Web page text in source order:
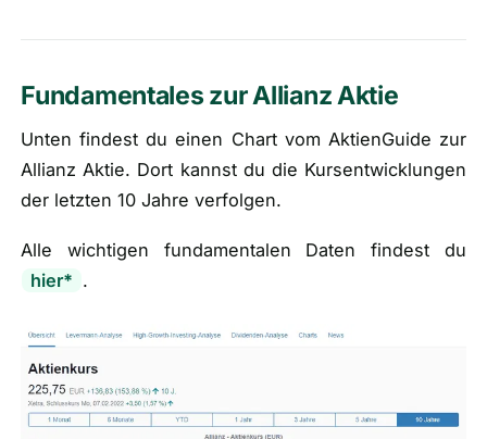
Fundamentales zur Allianz Aktie
Unten findest du einen Chart vom AktienGuide zur
Allianz Aktie. Dort kannst du die Kursentwicklungen
der letzten 10 Jahre verfolgen.
Alle wichtigen fundamentalen Daten findest du
hier* .